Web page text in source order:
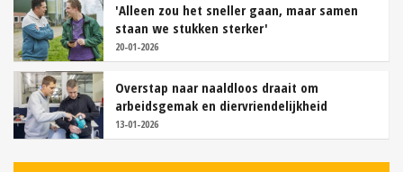
'Alleen zou het sneller gaan, maar samen
staan we stukken sterker'
20-01-2026
Overstap naar naaldloos draait om
arbeidsgemak en diervriendelijkheid
13-01-2026